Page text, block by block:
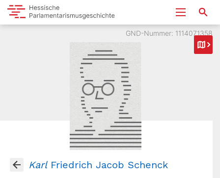
GND-Nummer: 1114071358
KarlFriedrich Jacob Schenck